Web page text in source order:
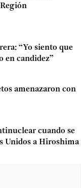
“Yo siento que
en candidez”
amenazaron con
cuando se
Unidos a Hiroshima